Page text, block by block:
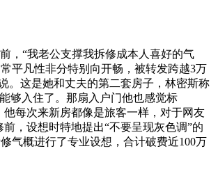
，“我老公支撑我拆修成本人喜好的气
平凡性非分特别向开畅，被转发跨越3万
。这是她和丈夫的第二套房子，林密斯称
够入住了。那扇入户门他也感觉标
每次来新房都像是旅客一样，对于网友
，设想时特地提出“不要呈现灰色调”的
气概进行了专业设想，合计破费近100万